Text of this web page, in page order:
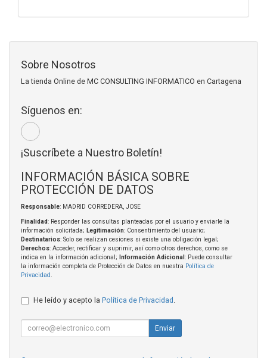
Sobre Nosotros
La tienda Online de MC CONSULTING INFORMATICO en Cartagena
Síguenos en:
¡Suscríbete a Nuestro Boletín!
INFORMACIÓN BÁSICA SOBRE
PROTECCIÓN DE DATOS
Responsable: MADRID CORREDERA, JOSE
Finalidad: Responder las consultas planteadas por el usuario y enviarle la
información solicitada; Legitimación: Consentimiento del usuario;
Destinatarios: Solo se realizan cesiones si existe una obligación legal;
Derechos: Acceder, rectificar y suprimir, así como otros derechos, como se
indica en la información adicional;
Información Adicional : Puede consultar
la información completa de Protección de Datos en nuestra Política de
Privacidad
He leído y acepto la Política de Privacidad
Enviar